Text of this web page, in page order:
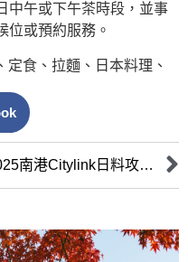
中午或下午茶時段，並事
位或預約服務。
、 定食 、 拉麵 、 日本料理 、
2025南港Citylink日料攻略：饕客必收！最新情報、獨家菜色一次掌握